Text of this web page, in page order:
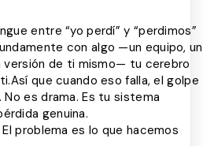
entre “yo perdí” y “perdimos”
con algo —un equipo, un
versión de ti mismo— tu cerebro
que cuando eso falla, el golpe
es drama. Es tu sistema
genuina.
problema es lo que hacemos